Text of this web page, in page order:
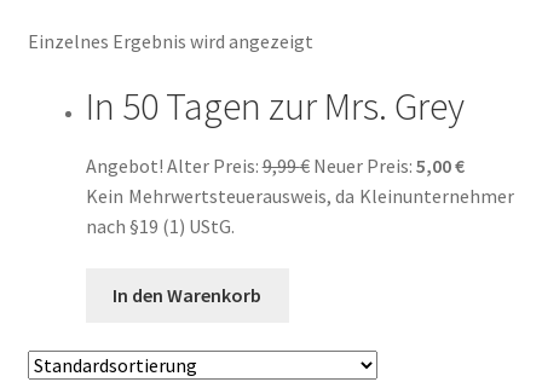
Ausschreibungen
Ausschreibungen für 2018
Buch-Shop
Bücher
Einzelnes Ergebnis wird angezeigt
In 50 Tagen zur Mrs. Grey
Angebot! Alter Preis:9,99€ Ursprünglicher
Preis
Neuer Preis: 5,00€Aktueller
Preis
Kein Mehrwertsteuerausweis, da Kleinunternehmer
nach §19 (1) UStG.
In den Warenkorb